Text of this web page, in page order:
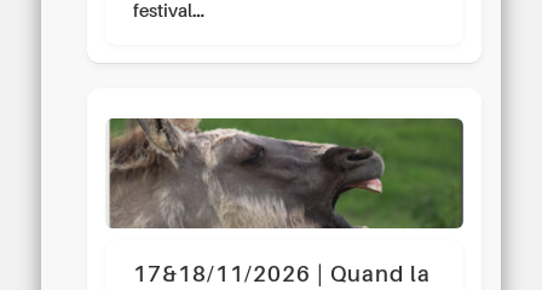
festival…
17&18/11/2026 | Quand la